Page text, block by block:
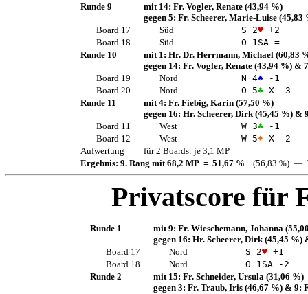
Runde 9
mit 14: Fr. Vogler, Renate (43,94 %)
gegen 5: Fr. Scheerer, Marie-Luise (45,83
Board 17
Süd S 2♥ +2
Board 18
Süd O 1 SA =
Runde 10
mit 1: Hr. Dr. Herrmann, Michael (60,83
gegen 14: Fr. Vogler, Renate (43,94 %) &
Board 19
Nord N 4♠ -1
Board 20
Nord O 5♣ X -3
Runde 11
mit 4: Fr. Fiebig, Karin (57,50 %)
gegen 16: Hr. Scheerer, Dirk (45,45 %) &
Board 11
West W 3♣ -1
Board 12
West W 5♦ X -2
Aufwertung
für 2 Boards: je 3,1 MP
Ergebnis: 9. Rang mit 68,2 MP = 51,67 % (56,83 %) —
Privatscore für
Runde 1 mit 9: Fr. Wieschemann, Johanna
gegen 16: Hr. Scheerer, Dirk(45,45 %)
Board 17
Nord S 2♥ +1
Board 18
Nord O 1SA -2
Runde 2
mit 15: Fr. Schneider, Ursula (31,06 %)
gegen 3: Fr. Traub, Iris (46,67 %) & 9: